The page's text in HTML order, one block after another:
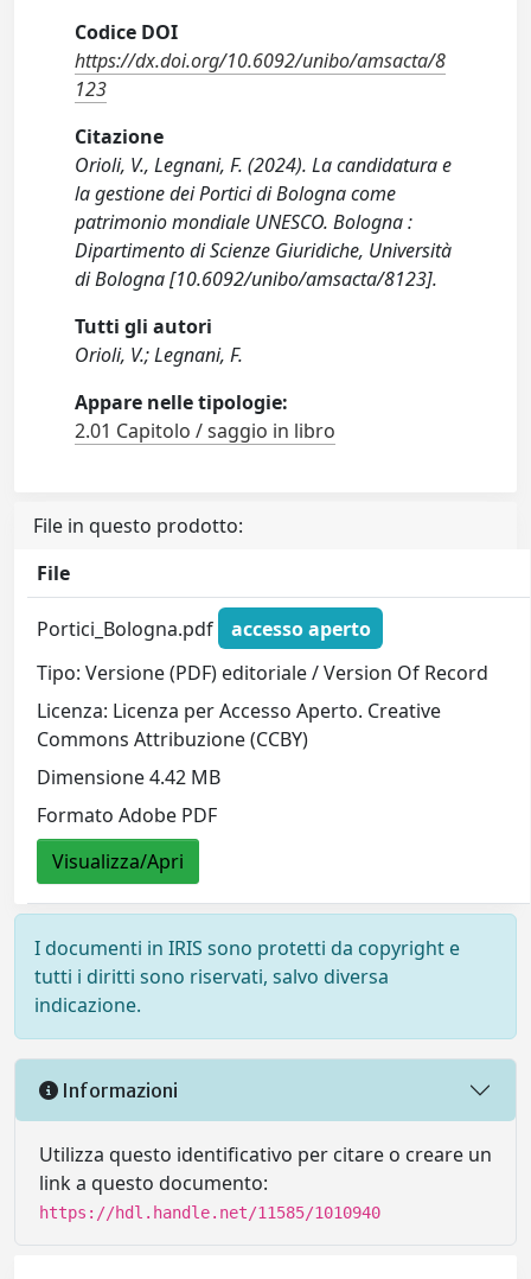
Codice DOI
https://dx.doi.org/10.6092/unibo/amsacta/8
123
Citazione
Orioli, V., Legnani, F. (2024). La candidatura e
la gestione dei Portici di Bologna come
patrimonio mondiale UNESCO. Bologna :
Dipartimento di Scienze Giuridiche, Università
di Bologna [10.6092/unibo/amsacta/8123].
Tutti gli autori
Orioli, V.; Legnani, F.
Appare nelle tipologie:
2.01 Capitolo / saggio in libro
File in questo prodotto:
File
Portici_Bologna.pdf
accesso aperto
Tipo: Versione (PDF) editoriale / Version Of Record
Licenza: Licenza per Accesso Aperto. Creative
Commons Attribuzione (CCBY)
Dimensione 4.42 MB
Formato Adobe PDF
Visualizza/Apri
I documenti in IRIS sono protetti da copyright e
tutti i diritti sono riservati, salvo diversa
indicazione.
Informazioni
Utilizza questo identificativo per citare o creare un
link a questo documento:
https://hdl.handle.net/11585/1010940